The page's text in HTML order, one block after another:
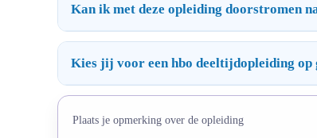
Kan ik met deze opleiding doorstromen
Kies jij voor een hbo deeltijdopleiding op
Plaats je opmerking over de opleiding